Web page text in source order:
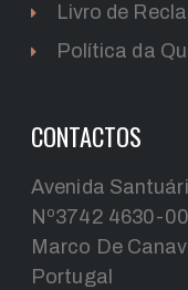
Livro de
Política da
CONTACTOS
Avenida
Nº3742 4630-
Marco De
Portugal